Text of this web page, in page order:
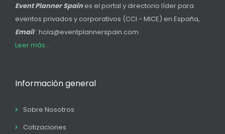
Event Planner Spain es el portal y directorio líder para
eventos privados y corporativos (CCI - MICE) en España,
Email: hola@eventplannerspain.com
Leer más...
Información general
Sobre Nosotros
Cotizaciones